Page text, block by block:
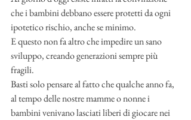
che i bambini debbano essere protetti da ogni
ipotetico rischio, anche se minimo.
E questo non fa altro che impedire un sano
sviluppo, creando generazioni sempre più
fragili.
Basti solo pensare al fatto che qualche anno fa,
al tempo delle nostre mamme o nonne i
bambini venivano lasciati liberi di giocare nei